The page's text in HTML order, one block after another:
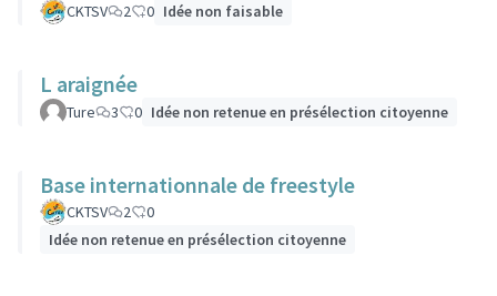
CKTSV 2 0 Idée non faisable
L araignée
Ture 3 0 Idée non retenue en présélection citoyenne
Base internationnale de freestyle
CKTSV 2
0
Idée non retenue en présélection citoyenne